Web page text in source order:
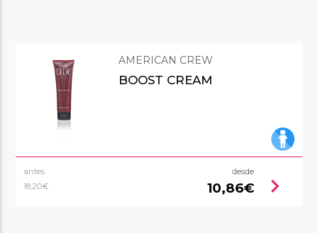
AMERICAN CREW
BOOST CREAM
antes
18,20€
desde
10,86€ chevron_right